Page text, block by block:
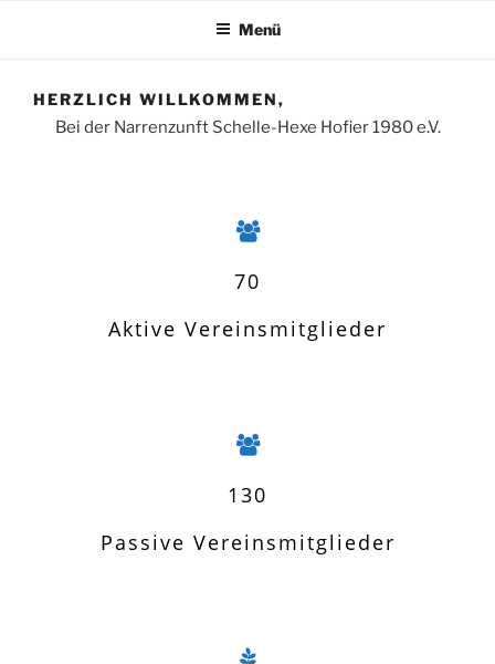
Menü
HERZLICH WILLKOMMEN,
Bei der Narrenzunft Schelle-Hexe Hofier 1980 e.V.
70
Aktive Vereinsmitglieder
130
Passive Vereinsmitglieder